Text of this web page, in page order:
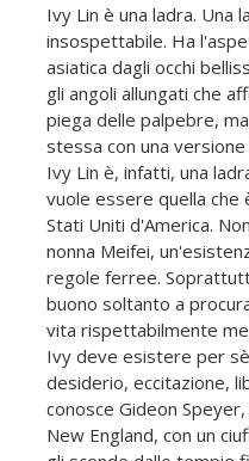
Ivy Lin è una ladra. Una
insospettabile. Ha
asiatica dagli occhi
gli angoli allungati che
piega delle palpebre,
stessa con una
Ivy Lin è, infatti, una
vuole essere quella che
Stati Uniti d'America.
nonna Meifei,
regole ferree.
buono soltanto a
vita rispettabilmente
Ivy deve esistere per
desiderio, eccitazione,
conosce Gideon
New England, con un